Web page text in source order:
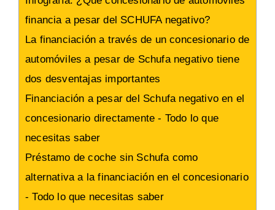
financia a pesar del SCHUFA negativo?
La financiación a través de un concesionario de
automóviles a pesar de Schufa negativo tiene
dos desventajas importantes
Financiación a pesar del Schufa negativo en el
concesionario directamente - Todo lo que
necesitas saber
Préstamo de coche sin Schufa como
alternativa a la financiación en el concesionario
- Todo lo que necesitas saber